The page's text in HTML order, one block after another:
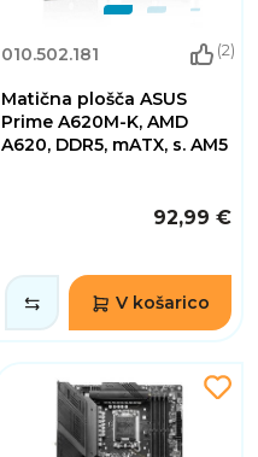
010.502.181 (2)
Matična plošča ASUS
Prime A620M-K, AMD
A620, DDR5, mATX, s. AM5
92,99 €
V košarico